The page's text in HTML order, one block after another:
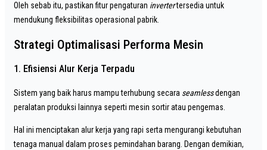
Oleh sebab itu, pastikan fitur pengaturan invertertersedia untuk
mendukung fleksibilitas operasional pabrik.
Strategi Optimalisasi Performa Mesin
1. Efisiensi Alur Kerja Terpadu
Sistem yang baik harus mampu terhubung secara seamlessdengan
peralatan produksi lainnya seperti mesin sortir atau pengemas.
Hal ini menciptakan alur kerja yang rapi serta mengurangi kebutuhan
tenaga manual dalam proses pemindahan barang. Dengan demikian,